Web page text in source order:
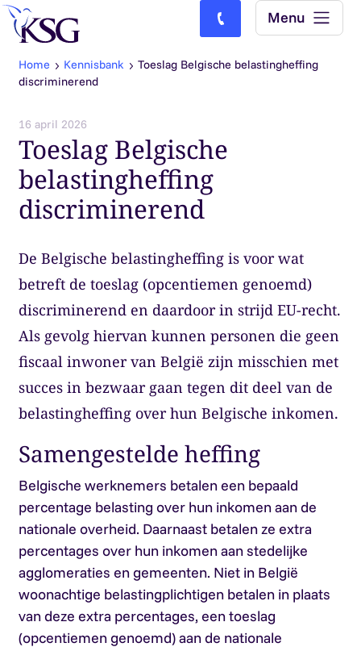
Skip to content
Bel ons: (0)77-4740000
Menu
Home Kennisbank
Toeslag Belgische belastingheffing
discriminerend
16 april 2026
Toeslag Belgische
belastingheffing
discriminerend
De Belgische belastingheffing is voor wat
betreft de toeslag (opcentiemen genoemd)
discriminerend en daardoor in strijd EU-recht.
Als gevolg hiervan kunnen personen die geen
fiscaal inwoner van België zijn misschien met
succes in bezwaar gaan tegen dit deel van de
belastingheffing over hun Belgische inkomen.
Samengestelde heffing
Belgische werknemers betalen een bepaald
percentage belasting over hun inkomen aan de
nationale overheid. Daarnaast betalen ze extra
percentages over hun inkomen aan stedelijke
agglomeraties en gemeenten. Niet in België
woonachtige belastingplichtigen betalen in plaats
van deze extra percentages, een toeslag
(opcentiemen genoemd) aan de nationale